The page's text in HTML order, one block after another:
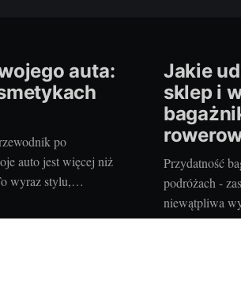
auta:
po
auto jest więcej niż
wyraz stylu,
o wygląd
dbanie o jego
Jakie
sklep i
Przydatność
podróżach -
niewątpliwa
wielbicieli